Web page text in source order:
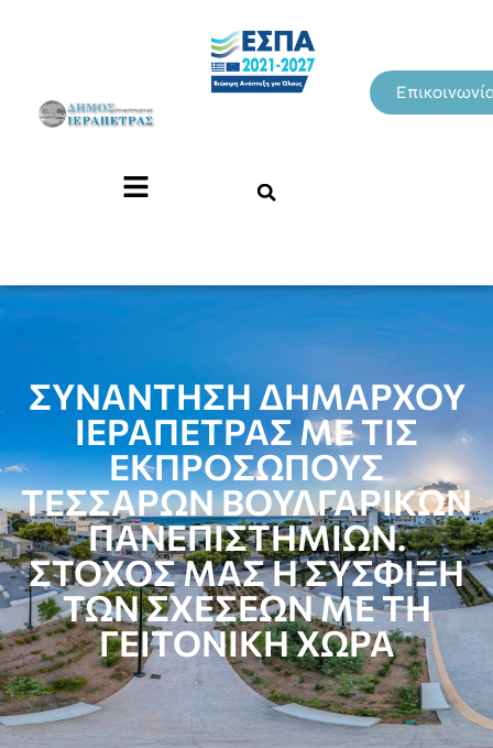
ΣΥΝΑΝΤΗΣΗ ΔΗΜΑΡΧΟΥ
ΙΕΡΑΠΕΤΡΑΣ ΜΕ ΤΙΣ
ΕΚΠΡΟΣΩΠΟΥΣ
ΤΕΣΣΑΡΩΝ ΒΟΥΛΓΑΡΙΚΩΝ
ΠΑΝΕΠΙΣΤΗΜΙΩΝ.
ΣΤΟΧΟΣ ΜΑΣ Η ΣΥΣΦΙΞΗ
ΤΩΝ ΣΧΕΣΕΩΝ ΜΕ ΤΗ
ΓΕΙΤΟΝΙΚΗ ΧΩΡΑ